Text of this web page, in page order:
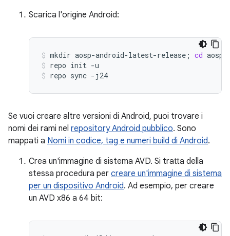
Scarica l'origine Android:
mkdir aosp-android-latest-release ; cd
repo init -u
repo sync -j24
Se vuoi creare altre versioni di Android, puoi trovare i
nomi dei rami nel repository Android pubblico. Sono
mappati a Nomi in codice, tag e numeri build di Android.
Crea un'immagine di sistema AVD. Si tratta della
stessa procedura per creare un'immagine di sistema
per un dispositivo Android. Ad esempio, per creare
un AVD x86 a 64 bit: